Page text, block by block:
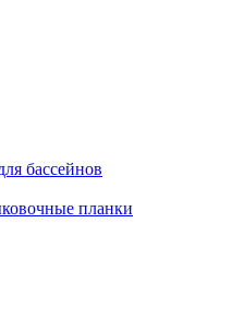
бассейнов
планки